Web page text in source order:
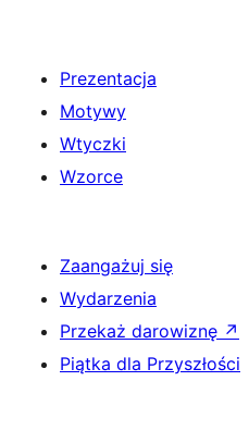
Prezentacja
Motywy
Wtyczki
Wzorce
Zaangażuj się
Wydarzenia
Przekaż darowiznę ↗
Piątka dla Przyszłości